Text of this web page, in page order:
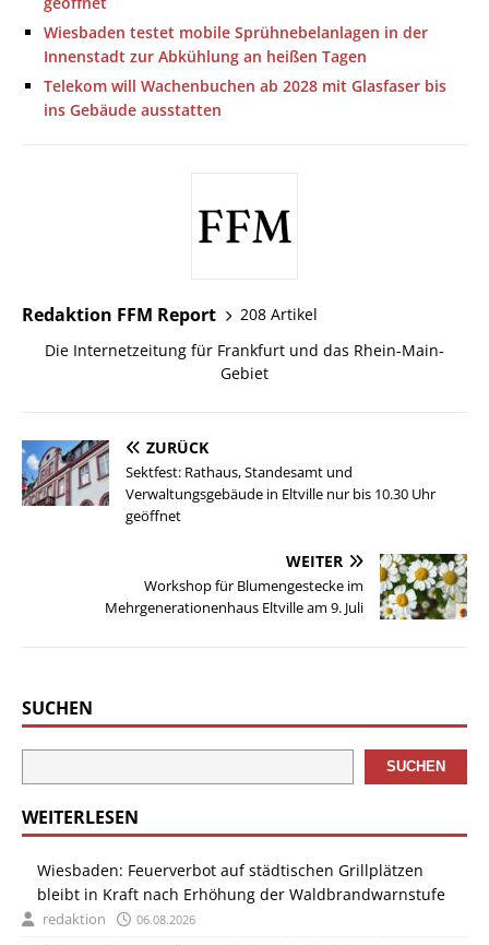
Wiesbaden testet mobile Sprühnebelanlagen in der
Innenstadt zur Abkühlung an heißen Tagen
Telekom will Wachenbuchen ab 2028 mit Glasfaser bis
ins Gebäude ausstatten
Redaktion FFM Report
208 Artikel
Die Internetzeitung für Frankfurt und das Rhein-Main-
Gebiet
ZURÜCK
Sektfest: Rathaus, Standesamt und
Verwaltungsgebäude in Eltville nur bis 10.30 Uhr
geöffnet
WEITER
Workshop für Blumengestecke im
Mehrgenerationenhaus Eltville am 9. Juli
SUCHEN
SUCHEN
WEITERLESEN
Wiesbaden: Feuerverbot auf städtischen Grillplätzen
bleibt in Kraft nach Erhöhung der Waldbrandwarnstufe
redaktion 06.08.2026